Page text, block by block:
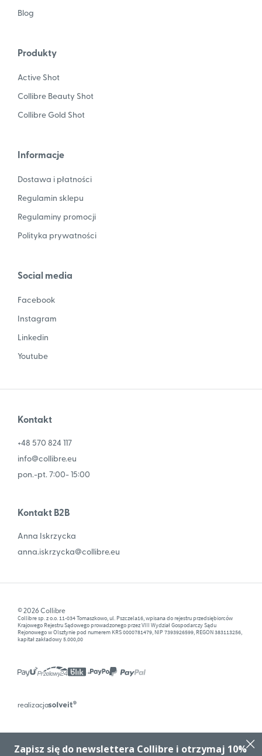
Blog
Produkty
Active Shot
Collibre Beauty Shot
Collibre Gold Shot
Informacje
Dostawa i płatności
Regulamin sklepu
Regulaminy promocji
Polityka prywatności
Social media
Facebook
Instagram
Linkedin
Youtube
Kontakt
+48 570 824 117
info@collibre.eu
pon.-pt. 7:00- 15:00
Kontakt B2B
Anna Iskrzycka
anna.iskrzycka@collibre.eu
© 2026 Collibre
Collibre sp. z o.o. 11-034 Tomaszkowo, ul. Pszczela16, wpisana do rejestru przedsiębiorców
Krajowego Rejestru Sądowego prowadzonego przez VIII Wydział Gospodarczy Sądu
Rejonowego w Olsztynie pod numerem KRS 0000781479, NIP 7393926599, REGON 383113256,
kapitał zakładowy 5.000,00
realizacja